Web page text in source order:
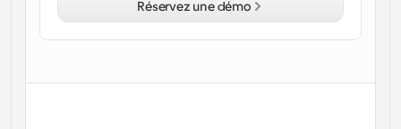
Blog
Réservez une démo